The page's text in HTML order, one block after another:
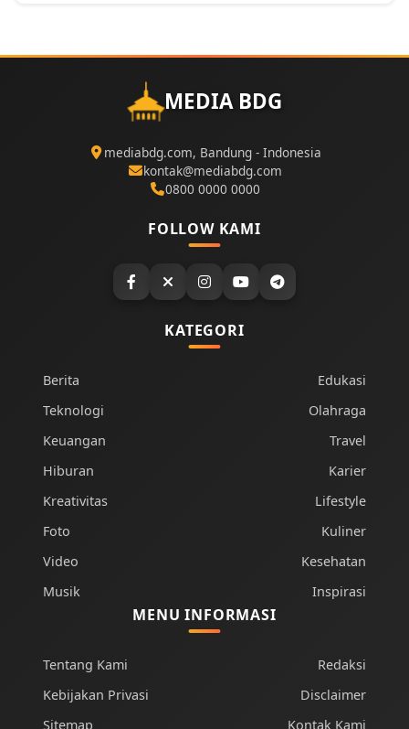
MEDIA BDG
mediabdg.com, Bandung - Indonesia
kontak@mediabdg.com
0800 0000 0000
FOLLOW KAMI
KATEGORI
Berita
Teknologi
Keuangan
Hiburan
Kreativitas
Foto
Video
Musik
Edukasi
Olahraga
Travel
Karier
Lifestyle
Kuliner
Kesehatan
Inspirasi
MENU INFORMASI
Tentang Kami
Kebijakan Privasi
Sitemap
Redaksi
Disclaimer
Kontak Kami